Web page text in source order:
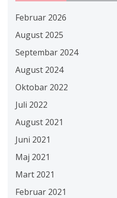
Februar 2026
August 2025
Septembar 2024
August 2024
Oktobar 2022
Juli 2022
August 2021
Juni 2021
Maj 2021
Mart 2021
Februar 2021